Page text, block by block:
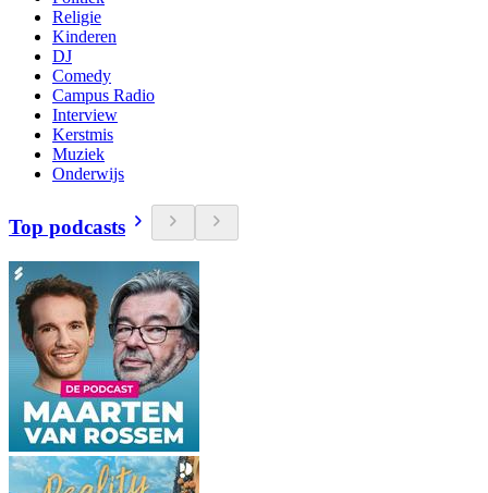
Religie
Kinderen
DJ
Comedy
Campus Radio
Interview
Kerstmis
Muziek
Onderwijs
Top podcasts